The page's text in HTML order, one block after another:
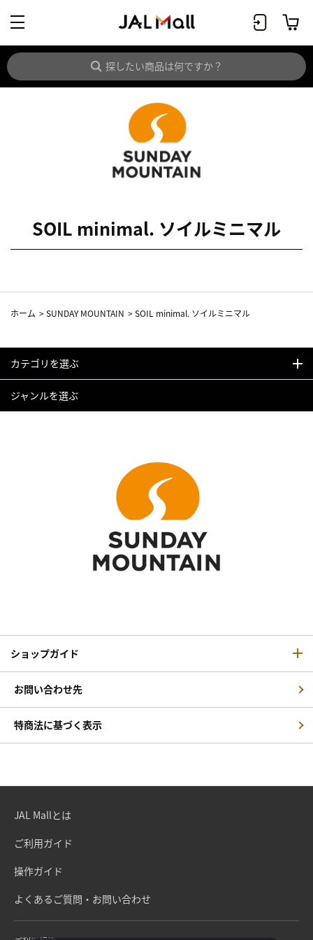
SOIL minimal. ソイルミニマル
ホーム >SUNDAY MOUNTAIN >SOIL minimal. ソイルミニマル
カテゴリを選ぶ
ジャンルを選ぶ
ショップガイド
お問い合わせ先
特商法に基づく表示
JAL Mallとは
ご利用ガイド
操作ガイド
よくあるご質問・お問い合わせ